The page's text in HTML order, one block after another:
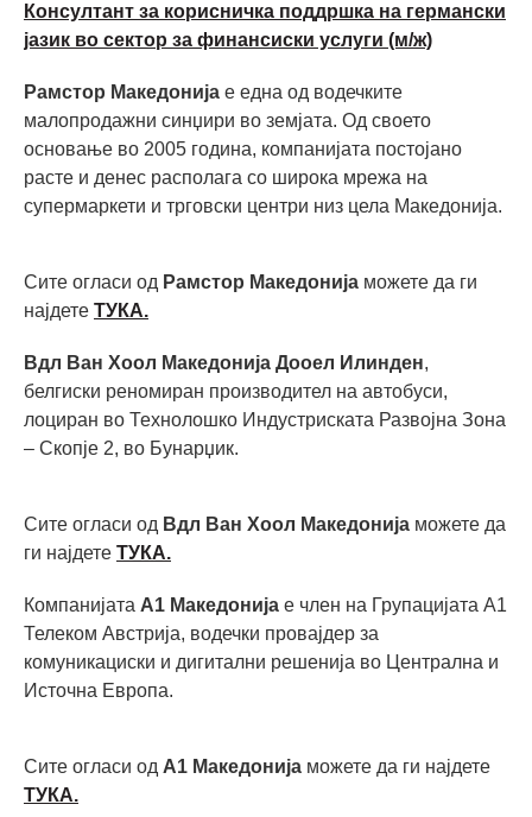
Консултант за корисничка поддршка на германски
јазик во сектор за финансиски услуги (м/ж)
Рамстор Македонија е една од водечките
малопродажни синџири во земјата. Од своето
основање во 2005 година, компанијата постојано
расте и денес располага со широка мрежа на
супермаркети и трговски центри низ цела Македонија.
Сите огласи од Рамстор Македонија можете да ги
најдете ТУКА.
Вдл Ван Хоол Македонија Дооел Илинден,
белгиски реномиран производител на автобуси,
лоциран во Технолошко Индустриската Развојна Зона
– Скопје 2, во Бунарџик.
Сите огласи од Вдл Ван Хоол Македонија можете да
ги најдете ТУКА.
Компанијата А1 Македонија е член на Групацијата А1
Телеком Австрија, водечки провајдер за
комуникациски и дигитални решенија во Централна и
Источна Европа.
Сите огласи од А1 Македонија можете да ги најдете
ТУКА.